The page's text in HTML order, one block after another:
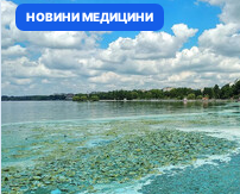
НОВИНИ МЕДИЦИНИ